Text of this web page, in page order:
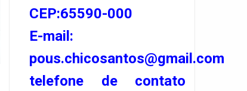
CEP:65590-000
E-mail:
pous.chicosantos@gmail.com
telefone de contato